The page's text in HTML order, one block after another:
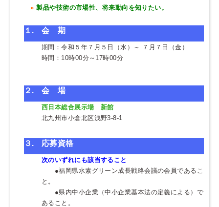
» 製品や技術の市場性、将来動向を知りたい。
１. 会 期
期間：令和５年７月５日（水）～ ７月７日（金）
時間：10時00分～17時00分
２. 会 場
西日本総合展示場 新館
北九州市小倉北区浅野3-8-1
３. 応募資格
次のいずれにも該当すること
●福岡県水素グリーン成長戦略会議の会員であるこ
と。
●県内中小企業（中小企業基本法の定義による）で
あること。